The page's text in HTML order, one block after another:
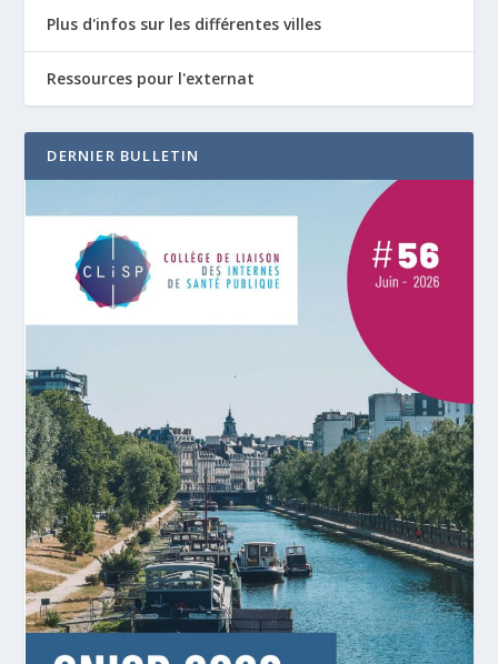
Plus d'infos sur les différentes villes
Ressources pour l'externat
DERNIER BULLETIN